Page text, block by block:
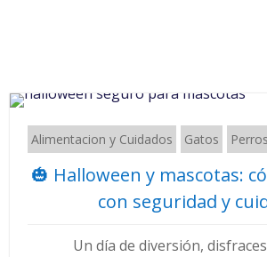
Alimentacion y Cuidados Gatos Perros
🎃 Halloween y mascotas:
con seguridad y
Un día de diversión,